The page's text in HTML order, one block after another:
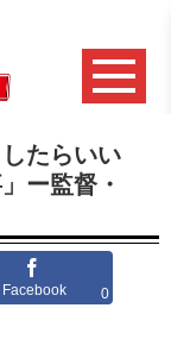
たらいい
ー監督・
Facebook 0